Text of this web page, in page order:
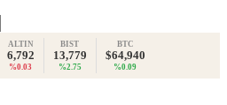
ALTIN
6,792
%0.03
BIST
13,779
%2.75
BTC
$64,940
%0.09